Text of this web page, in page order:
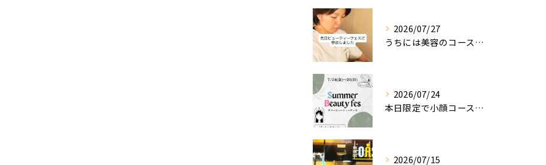
2026/07/27
うちには美容のコースもあるって伝えなきゃ！えっほっえxty
2026/07/24
本日限定で小顔コース体験(ワンコイン)実施します！
2026/07/15